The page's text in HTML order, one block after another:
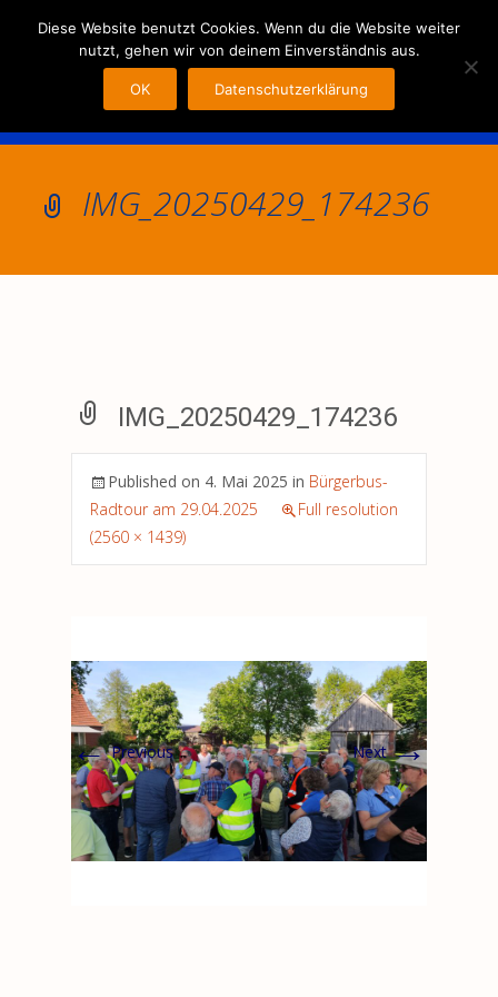
IMG_20250429_174236
IMG_20250429_174236
Published on 4. Mai 2025 in Bürgerbus-
Radtour am 29.04.2025
Full resolution
(2560 × 1439)
←Previous Next→
MENU
Diese Website benutzt Cookies. Wenn du die Website weiter
nutzt, gehen wir von deinem Einverständnis aus.
OK Datenschutzerklärung